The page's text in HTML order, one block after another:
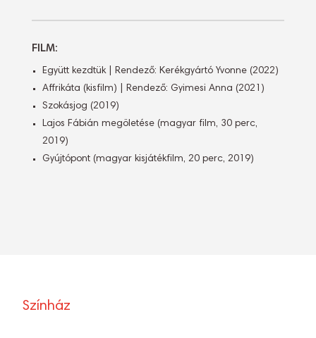
FILM:
Együtt kezdtük | Rendező: Kerékgyártó Yvonne (2022)
Affrikáta (kisfilm) | Rendező: Gyimesi Anna (2021)
Szokásjog (2019)
Lajos Fábián megöletése (magyar film, 30 perc,
2019)
Gyújtópont (magyar kisjátékfilm, 20 perc, 2019)
Színház